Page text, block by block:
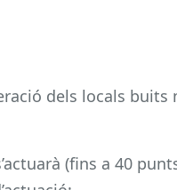
dels locals
(fins a 40